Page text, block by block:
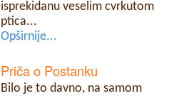
isprekidanu veselim cvrkutom
ptica...
Opširnije...
Priča o Postanku
Bilo je to davno, na samom